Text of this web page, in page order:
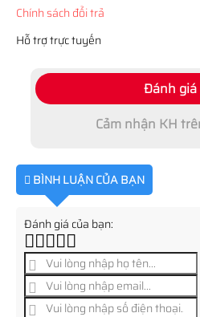
Chính sách đổi trả
Hỗ trợ trực tuyến
Đánh giá
Cảm nhận KH
BÌNH LUẬN CỦA BẠN
Đánh giá của bạn: